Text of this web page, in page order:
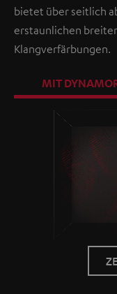
bietet über seitlich
erstaunlichen
Klangverfärbungen.
MIT